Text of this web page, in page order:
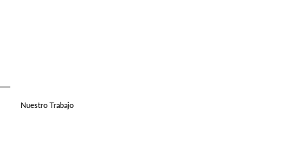
Nuestro Trabajo